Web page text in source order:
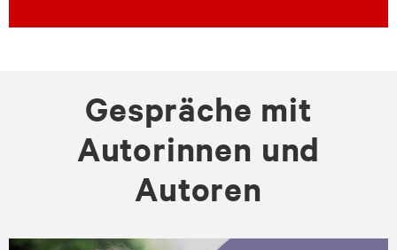
Gespräche mit
Autorinnen und
Autoren